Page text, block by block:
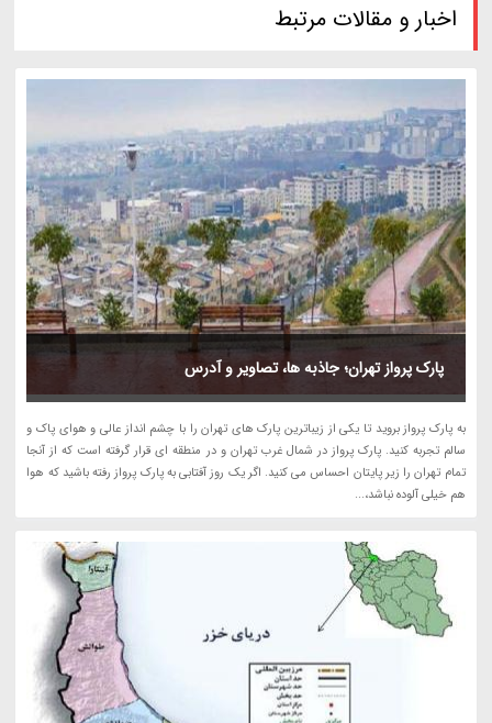
اخبار و مقالات مرتبط
پارک پرواز تهران؛ جاذبه ها، تصاویر و آدرس
به پارک پرواز بروید تا یکی از زیباترین پارک های تهران را با چشم انداز عالی و هوای پاک و
سالم تجربه کنید. پارک پرواز در شمال غرب تهران و در منطقه ای قرار گرفته است که از آنجا
تمام تهران را زیر پایتان احساس می کنید. اگر یک روز آفتابی به پارک پرواز رفته باشید که هوا
هم خیلی آلوده نباشد،...